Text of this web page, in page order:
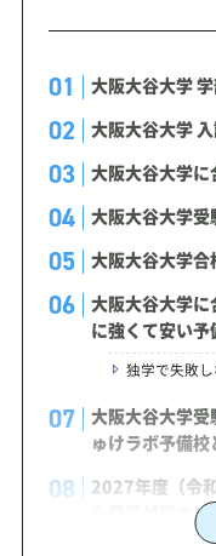
大阪大谷大学
大阪大谷大学
大阪大谷大学に
大阪大谷大学
大阪大谷大学合
大阪大谷大学
に強くて安い
独学で失敗
大阪大谷大学
ゅけラボ予備
2027年度（令
た受験対策カ